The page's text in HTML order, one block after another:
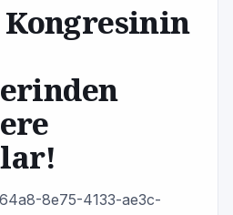
8e75-4133-ae3c-